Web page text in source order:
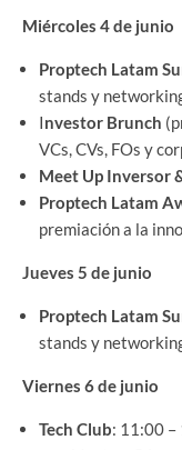
Miércoles 4 de junio
Proptech Latam
stands y
Investor Brunch
VCs, CVs, FOs y
Meet Up Inversor
Proptech Latam
premiación a la
Jueves 5 de junio
Proptech Latam
stands y
Viernes 6 de junio
Tech Club: 11:00 –